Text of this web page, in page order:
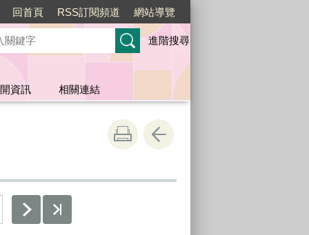
回首頁 RSS訂閱頻道 網站導覽
進階搜尋
資訊 相關連結